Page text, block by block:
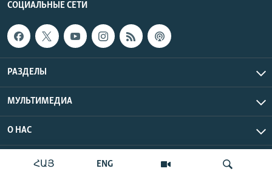
ՀԱՅ ENG
СОЦИАЛЬНЫЕ СЕТИ
РАЗДЕЛЫ
МУЛЬТИМЕДИА
О НАС
Радио Азатутюн © 2026 RFE/RL, Inc. Все права защищены.